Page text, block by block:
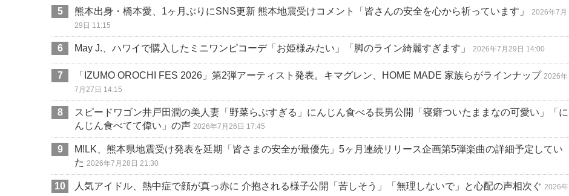
熊本出身・橋本愛、1ヶ月ぶりにSNS更新 熊本地震受けコメント「皆さんの安全を心から祈っています」
2026年7月
29日 11:15
May J.、ハワイで購入したミニワンピコーデ「お姫様みたい」「脚のライン綺麗すぎます」 2026年7月29日 14:00
「IZUMO OROCHI FES 2026」第2弾アーティスト発表。キマグレン、HOME MADE 家族らがラインナップ 2026年
7月27日 14:15
スピードワゴン井戸田潤の美人妻「野菜らぶすぎる」にんじん食べる長男公開「寝癖ついたままなの可愛い」「に
んじん食べてて偉い」の声 2026年7月26日 17:45
M!LK、熊本県地震受け発表を延期「皆さまの安全が最優先」5ヶ月連続リリース企画第5弾楽曲の詳細予定してい
た 2026年7月28日 21:30
人気アイドル、熱中症で顔が真っ赤に 介抱される様子公開「苦しそう」「無理しないで」と心配の声相次ぐ 2026年